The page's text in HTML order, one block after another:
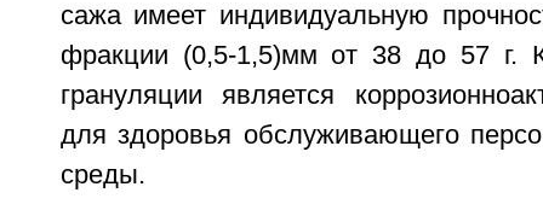
сажа имеет индивидуальную
фракции (0,5-1,5)мм от 38 до 57 г.
грануляции является
для здоровья обслуживающего
среды.